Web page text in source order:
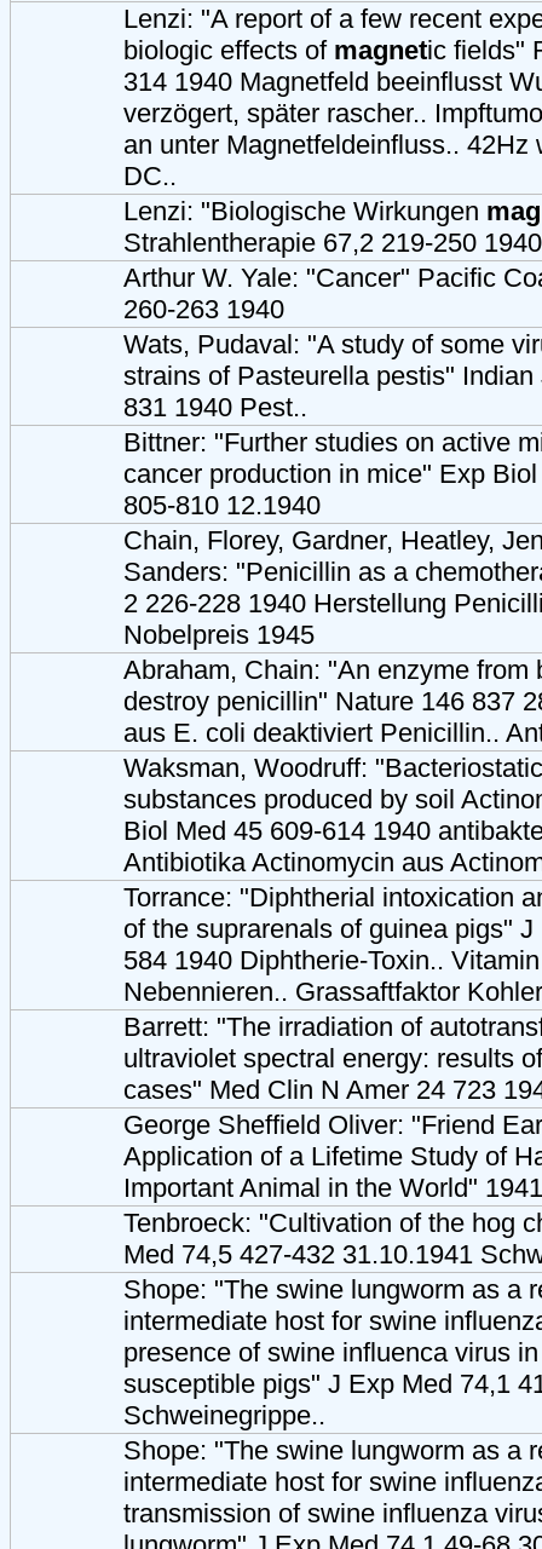
Lenzi: "A report of a few recent
biologic effects of magnetic fields"
314 1940 Magnetfeld beeinflusst
verzögert, später rascher..
an unter Magnetfeldeinfluss.. 42Hz
DC..
Lenzi: "Biologische Wirkungen
Strahlentherapie 67,2 219-250 1940
Arthur W. Yale: "Cancer" Pacific
260-263 1940
Wats, Pudaval: "A study of some
strains of Pasteurella pestis"
831 1940 Pest..
Bittner: "Further studies on active
cancer production in mice" Exp
805-810 12.1940
Chain, Florey, Gardner, Heatley,
Sanders: "Penicillin as a
2 226-228 1940 Herstellung
Nobelpreis 1945
Abraham, Chain: "An enzyme from
destroy penicillin" Nature 146 837
aus E. coli deaktiviert Penicillin..
Waksman, Woodruff:
substances produced by soil
Biol Med 45 609-614 1940
Antibiotika Actinomycin aus
Torrance: "Diphtherial intoxication
of the suprarenals of guinea pigs"
584 1940 Diphtherie-Toxin..
Nebennieren.. Grassaftfaktor
Barrett: "The irradiation of
ultraviolet spectral energy: results
cases" Med Clin N Amer 24 723
George Sheffield Oliver: "Friend
Application of a Lifetime Study of
Important Animal in the World" 1941
Tenbroeck: "Cultivation of the hog
Med 74,5 427-432 31.10.1941
Shope: "The swine lungworm as a
intermediate host for swine
presence of swine influenca virus
susceptible pigs" J Exp Med 74,1
Schweinegrippe..
Shope: "The swine lungworm as a
intermediate host for swine
transmission of swine influenza